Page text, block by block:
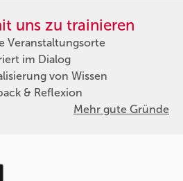
uns zu trainieren
Veranstaltungsorte
im Dialog
von Wissen
& Reflexion
Mehr gute Gründe